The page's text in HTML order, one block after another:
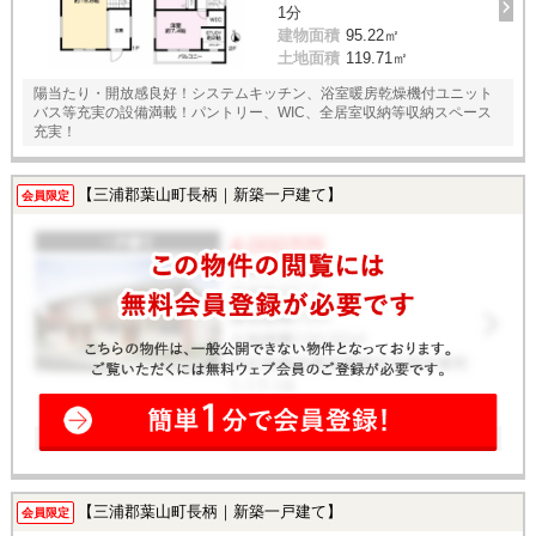
1分
建物面積 95.22㎡
土地面積 119.71㎡
陽当たり・開放感良好！システムキッチン、浴室暖房乾燥機付ユニット
バス等充実の設備満載！パントリー、WIC、全居室収納等収納スペース
充実！
会員限定 【三浦郡葉山町長柄｜新築一戸建て】
会員限定 【三浦郡葉山町長柄｜新築一戸建て】